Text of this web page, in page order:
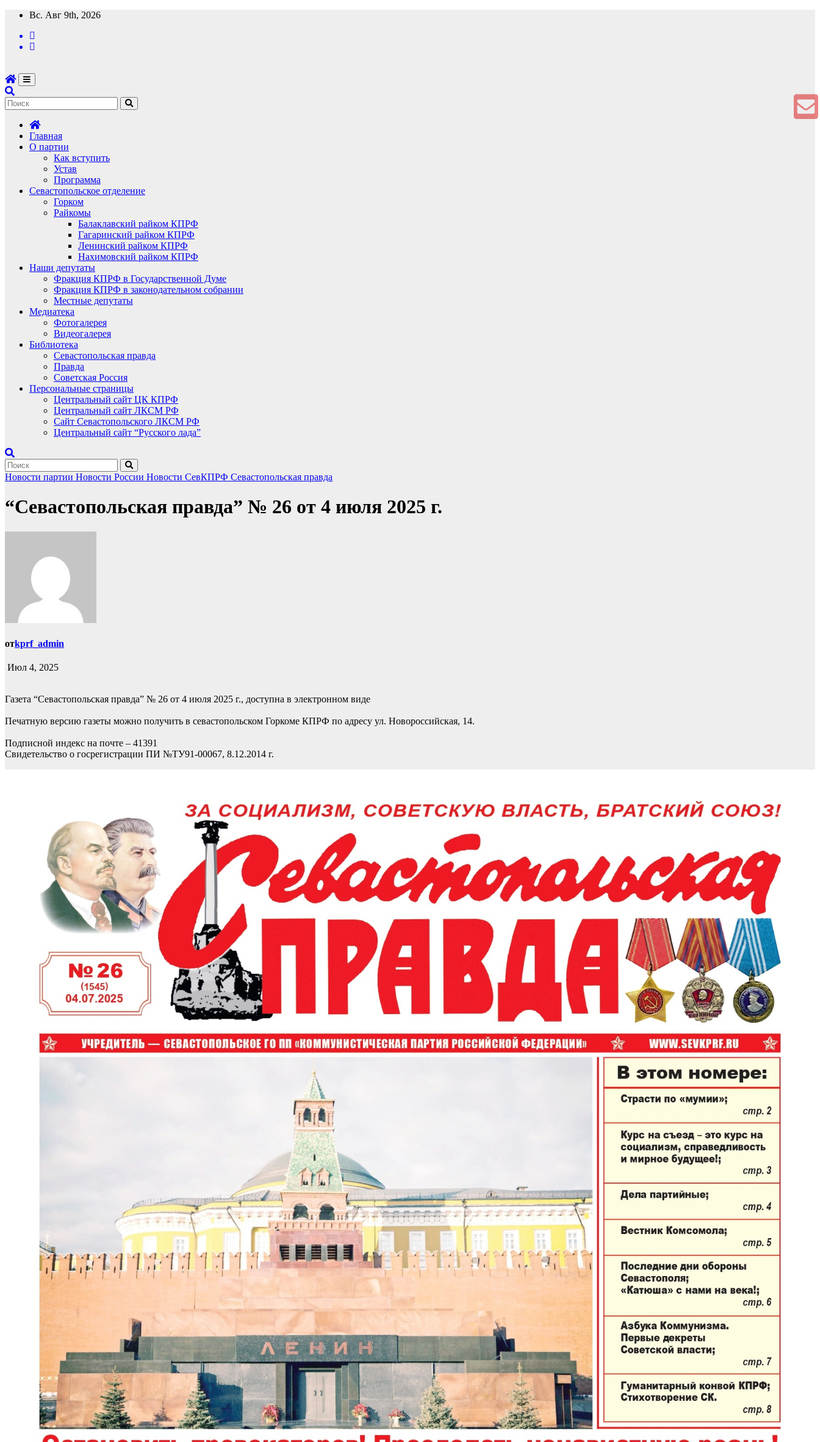
Перейти
содержимому
Вс. Авг 9th, 2026
Главная
О партии
Как вступить
Устав
Программа
Севастопольское отделение
Горком
Райкомы
Балаклавский райком КПРФ
Гагаринский райком КПРФ
Ленинский райком КПРФ
Нахимовский райком КПРФ
Наши депутаты
Фракция КПРФ в Государственной Думе
Фракция КПРФ в законодательном собрании
Местные депутаты
Медиатека
Фотогалерея
Видеогалерея
Библиотека
Севастопольская правда
Правда
Советская Россия
Персональные страницы
Центральный сайт ЦК КПРФ
Центральный сайт ЛКСМ РФ
Сайт Севастопольского ЛКСМ РФ
Центральный сайт “Русского лада”
Новости партии Новости России Новости СевКПРФ Севастопольская правда
“Севастопольская правда” № 26 от 4 июля 2025 г.
отkprf_admin
Июл 4, 2025
Газета “Севастопольская правда” № 26 от 4 июля 2025 г., доступна в электронном виде
Печатную версию газеты можно получить в севастопольском Горкоме КПРФ по адресу ул. Новороссийская, 14.
Подписной индекс на почте – 41391
Свидетельство о госрегистрации ПИ №ТУ91-00067, 8.12.2014 г.